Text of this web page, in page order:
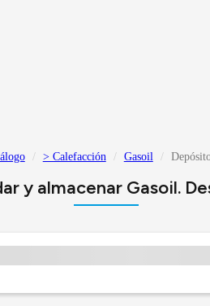
> Calefacción Gasoil
y almacenar Gasoil.